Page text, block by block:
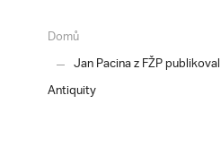
Domů
Jan Pacina z FŽP
Antiquity